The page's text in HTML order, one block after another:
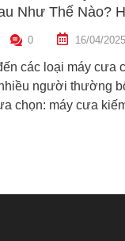
Như Thế Nào?
Máy Phù Hợp
0 16/04/2025
các loại máy cưa
người thường
chọn: máy cưa
việc cắt gỗ, sắt,
như thế nào? Loại